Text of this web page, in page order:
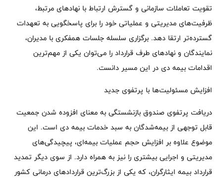
تقویت تعاملات سازمانی و گسترش ارتباط با نهادهای مرتبط،
ظرفیت‌های مدیریتی و عملیاتی خود را برای پاسخگویی به تعهدات
گسترده‌تر ارتقا دهد. برگزاری سلسله جلسات همفکری با مدیران،
نمایندگان و نهادهای طرف قرارداد را می‌توان یکی از مهم‌ترین
اقدامات بیمه دی در این مسیر دانست.
افزایش مسئولیت‌ها با پرتفوی جدید
دریافت پرتفوی صندوق بازنشستگی به معنای افزوده شدن جمعیت
قابل توجهی از بیمه‌شدگان به سبد خدمات بیمه دی است. این
موضوع علاوه بر افزایش حجم عملیات بیمه‌ای، پیچیدگی‌های
مدیریتی و اجرایی بیشتری را نیز به همراه دارد. از سوی دیگر تمدید
قرارداد بیمه ایثارگران، که یکی از بزرگ‌ترین قراردادهای درمانی کشور